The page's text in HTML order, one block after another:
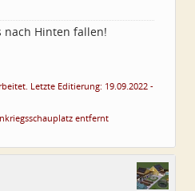
nach Hinten fallen!
Letzte Editierung: 19.09.2022 -
entfernt